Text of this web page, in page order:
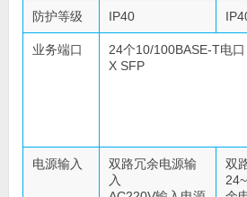
防护等级 IP40
业务端口
24个10/100BASE-T电
X SFP
电源输入
双路冗余电源输
入
双